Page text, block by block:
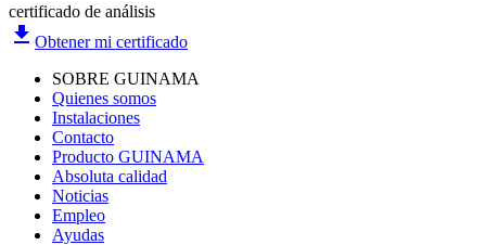
certificado de análisis
file_download Obtener mi certificado
SOBRE GUINAMA
Quienes somos
Instalaciones
Contacto
Producto GUINAMA
Absoluta calidad
Noticias
Empleo
Ayudas